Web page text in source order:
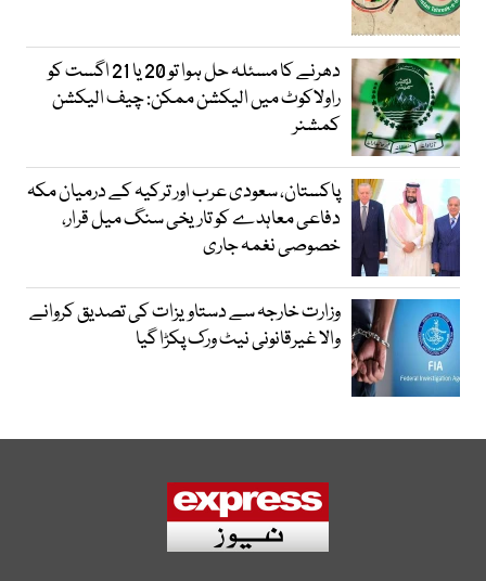
دھرنے کا مسئلہ حل ہوا تو 20 یا 21 اگست کو
راولاکوٹ میں الیکشن ممکن: چیف الیکشن
کمشنر
پاکستان، سعودی عرب اور ترکیہ کے درمیان مکہ
دفاعی معاہدے کو تاریخی سنگ میل قرار،
خصوصی نغمہ جاری
وزارت خارجہ سے دستاویزات کی تصدیق کروانے
والا غیرقانونی نیٹ ورک پکڑا گیا